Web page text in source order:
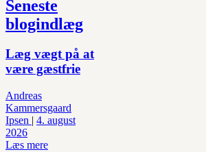
Seneste
blogindlæg
Læg vægt på at
være gæstfrie
Andreas
Kammersgaard
Ipsen | 4. august
2026
Læs mere